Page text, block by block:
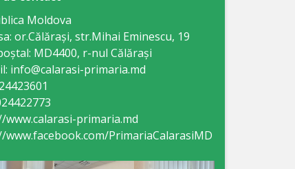
Moldova
or.Călăraşi, str.Mihai Eminescu, 19
MD4400, r-nul Călăraşi
info@calarasi-primaria.md
www.calarasi-primaria.md
www.facebook.com/PrimariaCalarasiMD